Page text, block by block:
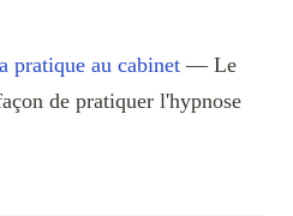
pratique au cabinet — Le
de pratiquer l'hypnose